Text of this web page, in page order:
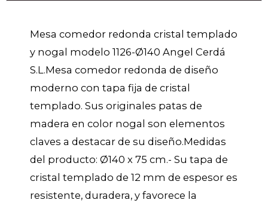
Mesa comedor redonda cristal templado
y nogal modelo 1126-Ø140 Angel Cerdá
S.L.Mesa comedor redonda de diseño
moderno con tapa fija de cristal
templado. Sus originales patas de
madera en color nogal son elementos
claves a destacar de su diseño.Medidas
del producto: Ø140 x 75 cm.- Su tapa de
cristal templado de 12 mm de espesor es
resistente, duradera, y favorece la